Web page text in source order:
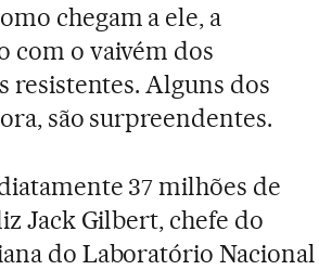
chegam a ele, a
com o vaivém dos
resistentes. Alguns dos
são surpreendentes.
37 milhões de
Jack Gilbert, chefe do
do Laboratório Nacional